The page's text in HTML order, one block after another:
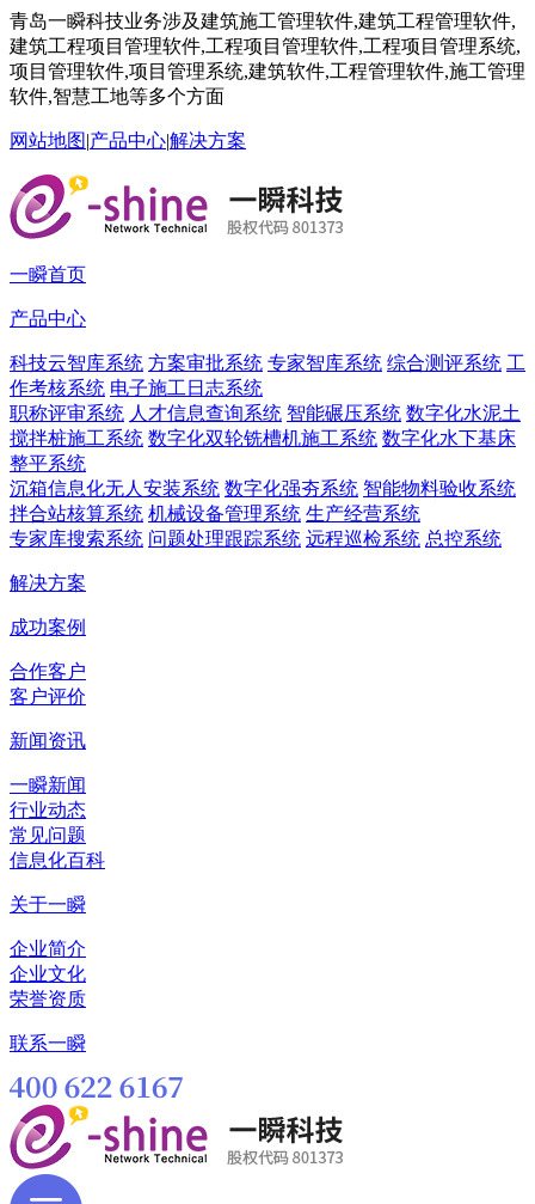
青岛一瞬科技业务涉及建筑施工管理软件,建筑工程管理软件,
建筑工程项目管理软件,工程项目管理软件,工程项目管理系统,
项目管理软件,项目管理系统,建筑软件,工程管理软件,施工管理
软件,智慧工地等多个方面
网站地图|产品中心|解决方案
一瞬首页
产品中心
科技云智库系统 方案审批系统 专家智库系统 综合测评系统 工
作考核系统 电子施工日志系统
职称评审系统 人才信息查询系统 智能碾压系统 数字化水泥土
搅拌桩施工系统 数字化双轮铣槽机施工系统 数字化水下基床
整平系统
沉箱信息化无人安装系统 数字化强夯系统 智能物料验收系统
拌合站核算系统 机械设备管理系统 生产经营系统
专家库搜索系统 问题处理跟踪系统 远程巡检系统 总控系统
解决方案
成功案例
合作客户
客户评价
新闻资讯
一瞬新闻
行业动态
常见问题
信息化百科
关于一瞬
企业简介
企业文化
荣誉资质
联系一瞬